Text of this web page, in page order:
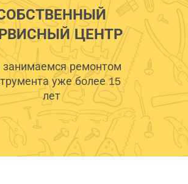
ЦЕНТР
ремонтом
уже более 15
лет